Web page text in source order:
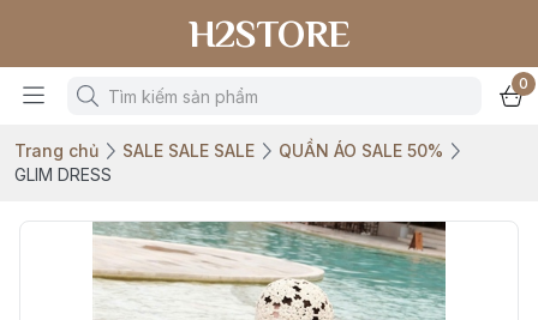
H2STORE
0
Trang chủ SALE SALE SALE
QUẦN ÁO SALE 50%
GLIM DRESS